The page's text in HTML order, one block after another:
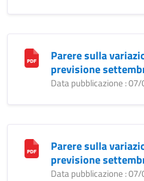
Parere sulla
previsione
Data pubblicazione :
Parere sulla
previsione
Data pubblicazione :